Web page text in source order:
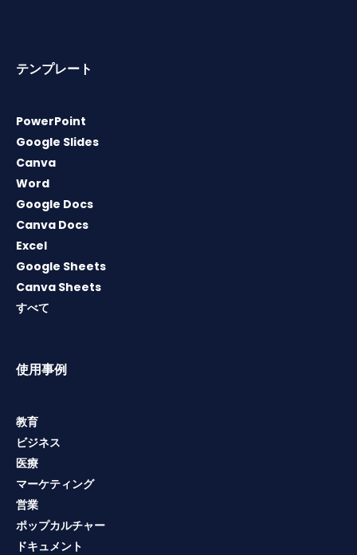
テンプレート
PowerPoint
Google Slides
Canva
Word
Google Docs
Canva Docs
Excel
Google Sheets
Canva Sheets
すべて
使用事例
教育
ビジネス
医療
マーケティング
営業
ポップカルチャー
ドキュメント